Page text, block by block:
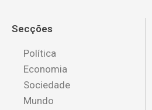
Secções
Política
Economia
Sociedade
Mundo